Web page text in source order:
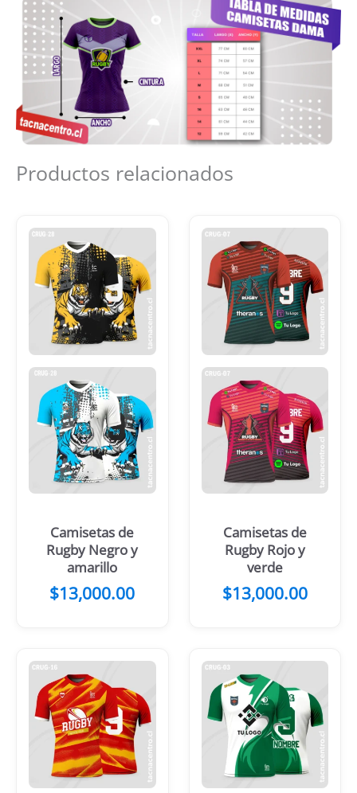
Productos relacionados
Camisetas de
Rugby Negro y
amarillo
$13,000.00
Camisetas de
Rugby Rojo y
verde
$13,000.00